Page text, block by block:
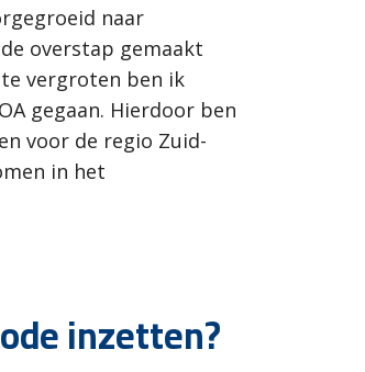
naar
overstap gemaakt
vergroten ben ik
gegaan. Hierdoor ben
voor de regio Zuid-
in het
inzetten?